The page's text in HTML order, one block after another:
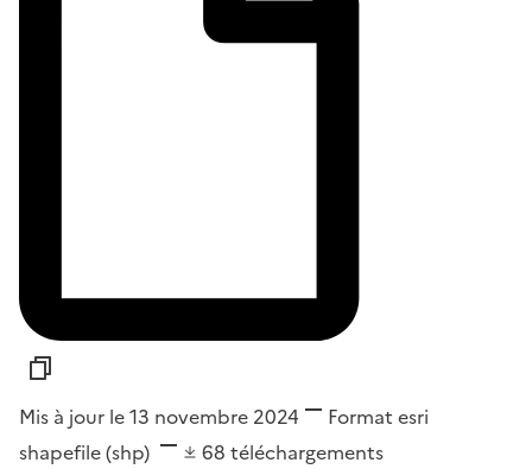
Mis à jour le 13 novembre 2024 Format esri
shapefile (shp)
68 téléchargements